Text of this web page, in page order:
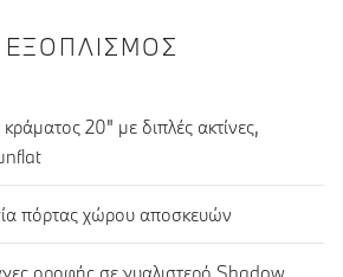
ΕΞΟΠΛΙΣΜΌΣ
20" με διπλές ακτίνες,
πόρτας χώρου αποσκευών
οροφής σε γυαλιστερό Shadow